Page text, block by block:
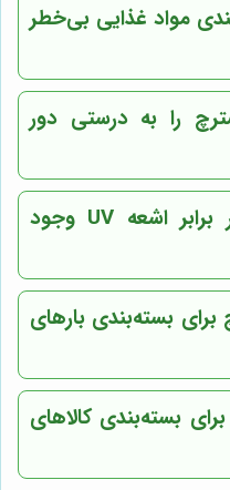
مواد غذایی بی‌خطر
را به درستی دور
آیا نایلون استرچ مقاوم در برابر اشعه UV وجود
بسته‌بندی بارهای
بسته‌بندی کالاهای